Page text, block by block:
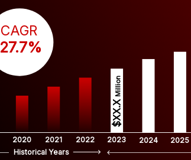
2020 2021 2022 2023 2024 2025
$XX.X
Million
CAGR
27.7%
Historical Years